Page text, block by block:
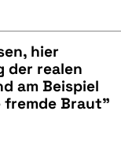
hier
der realen
am Beispiel
fremde Braut"